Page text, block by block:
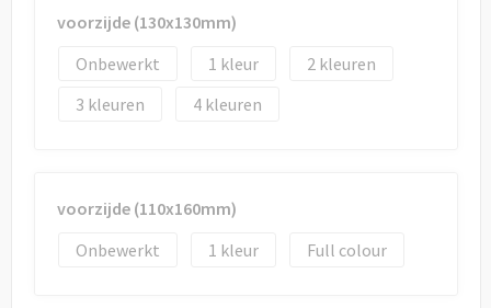
Papieren tassen
Strandtassen
voorzijde (130x130mm)
Onbewerkt
1
2
3
4
voorzijde (110x160mm)
Onbewerkt
1 Full colour